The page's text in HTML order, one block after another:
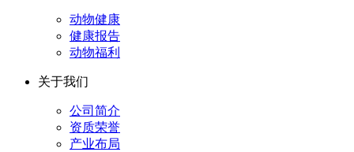
动物健康
健康报告
动物福利
关于我们
公司简介
资质荣誉
产业布局